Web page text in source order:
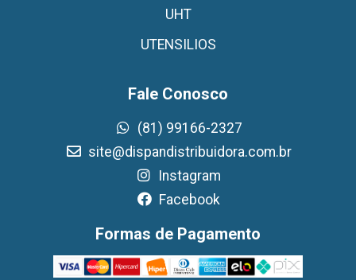
UHT
UTENSILIOS
Fale Conosco
(81) 99166-2327
site@dispandistribuidora.com.br
Instagram
Facebook
Formas de Pagamento